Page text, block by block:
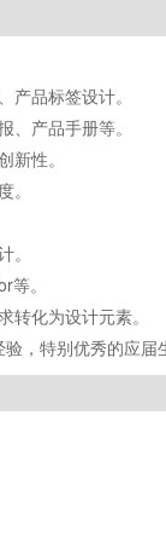
产品标签设计。
产品手册等。
新性。
。
。
。
化为设计元素。
，特别优秀的应届